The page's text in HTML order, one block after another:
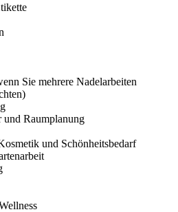
Sie mehrere Nadelarbeiten
und Raumplanung
und Schönheitsbedarf